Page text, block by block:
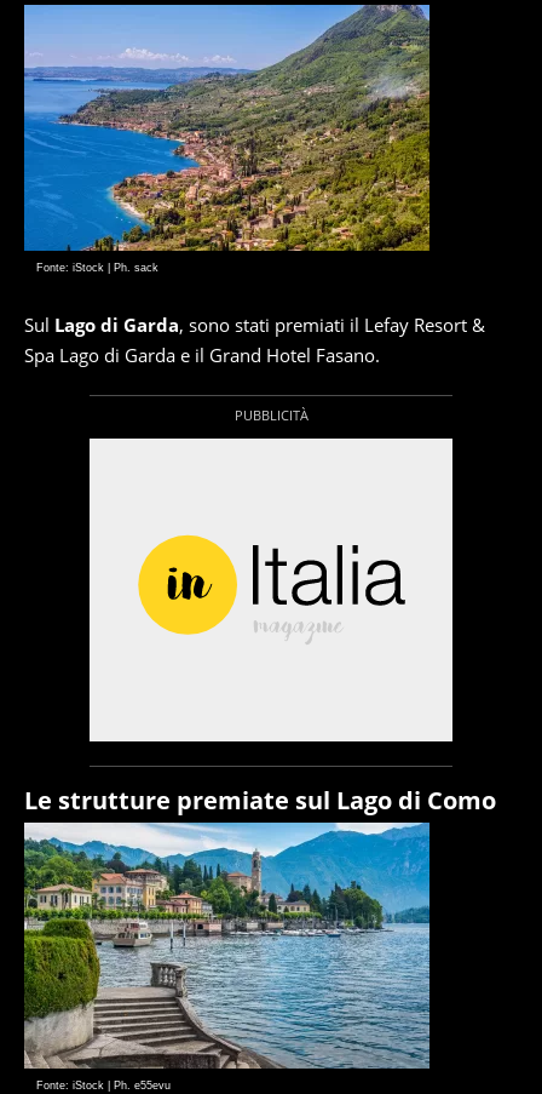
Fonte: iStock | Ph. sack
Sul Lago di Garda, sono stati premiati il Lefay Resort &
Spa Lago di Garda e il Grand Hotel Fasano.
Le strutture premiate sul Lago di Como
Fonte: iStock | Ph. e55evu